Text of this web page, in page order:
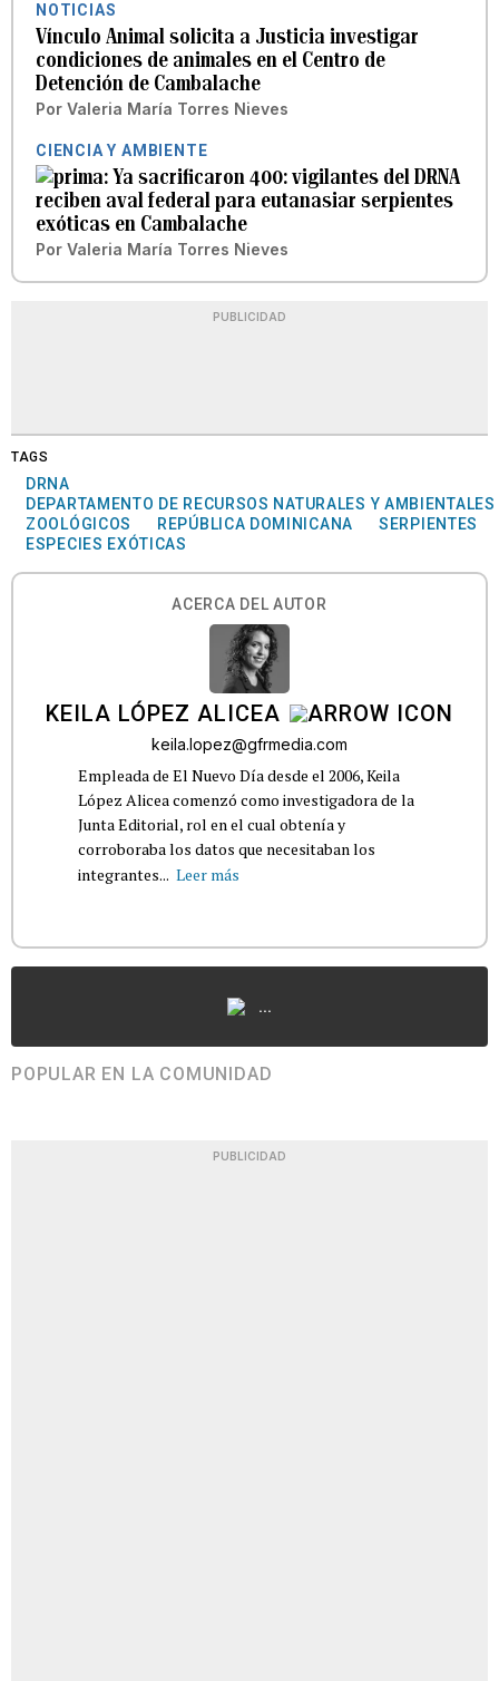
NOTICIAS
Vínculo Animal solicita a Justicia investigar
condiciones de animales en el Centro de
Detención de Cambalache
Por Valeria María Torres Nieves
CIENCIA Y AMBIENTE
Ya sacrificaron 400: vigilantes del DRNA
reciben aval federal para eutanasiar serpientes
exóticas en Cambalache
Por Valeria María Torres Nieves
PUBLICIDAD
TAGS
DRNA
DEPARTAMENTO DE RECURSOS NATURALES Y AMBIENTALES
ZOOLÓGICOS
REPÚBLICA DOMINICANA
SERPIENTES
ESPECIES EXÓTICAS
ACERCA DEL AUTOR
KEILA LÓPEZ ALICEA
keila.lopez@gfrmedia.com
Empleada de El Nuevo Día desde el 2006, Keila
López Alicea comenzó como investigadora de la
Junta Editorial, rol en el cual obtenía y
corroboraba los datos que necesitaban los
integrantes... Leer más
...
POPULAR EN LA COMUNIDAD
PUBLICIDAD